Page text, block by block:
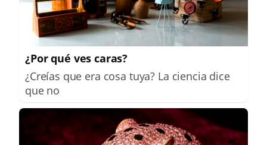
¿Por qué ves caras?
¿Creías que era cosa tuya? La ciencia dice
que no